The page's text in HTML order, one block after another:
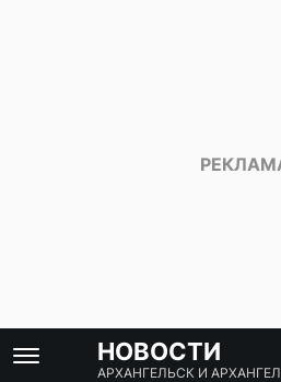
НОВОСТИ
АРХАНГЕЛЬСК И